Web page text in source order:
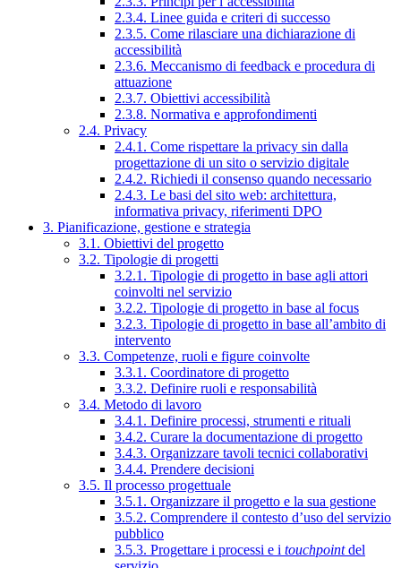
2.3.4. Linee guida e criteri di successo
2.3.5. Come rilasciare una dichiarazione di
accessibilità
2.3.6. Meccanismo di feedback e procedura di
attuazione
2.3.7. Obiettivi accessibilità
2.3.8. Normativa e approfondimenti
2.4. Privacy
2.4.1. Come rispettare la privacy sin dalla
progettazione di un sito o servizio digitale
2.4.2. Richiedi il consenso quando necessario
2.4.3. Le basi del sito web: architettura,
informativa privacy, riferimenti DPO
3. Pianificazione, gestione e strategia
3.1. Obiettivi del progetto
3.2. Tipologie di progetti
3.2.1. Tipologie di progetto in base agli attori
coinvolti nel servizio
3.2.2. Tipologie di progetto in base al focus
3.2.3. Tipologie di progetto in base all’ambito di
intervento
3.3. Competenze, ruoli e figure coinvolte
3.3.1. Coordinatore di progetto
3.3.2. Definire ruoli e responsabilità
3.4. Metodo di lavoro
3.4.1. Definire processi, strumenti e rituali
3.4.2. Curare la documentazione di progetto
3.4.3. Organizzare tavoli tecnici collaborativi
3.4.4. Prendere decisioni
3.5. Il processo progettuale
3.5.1. Organizzare il progetto e la sua gestione
3.5.2. Comprendere il contesto d’uso del servizio
pubblico
3.5.3. Progettare i processi e i touchpointdel